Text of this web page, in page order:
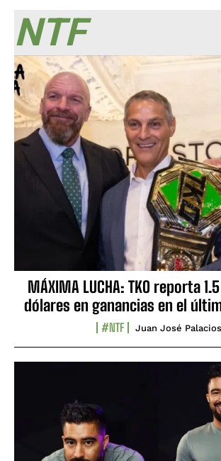
NTF
MÁXIMA LUCHA: TKO reporta
dólares en ganancias en el
#NTF Juan José Palacios